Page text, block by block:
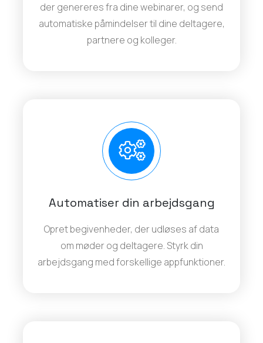
der genereres fra dine webinarer, og send
automatiske påmindelser til dine deltagere,
partnere og kolleger.
Automatiser din arbejdsgang
Opret begivenheder, der udløses af data
om møder og deltagere. Styrk din
arbejdsgang med forskellige appfunktioner.